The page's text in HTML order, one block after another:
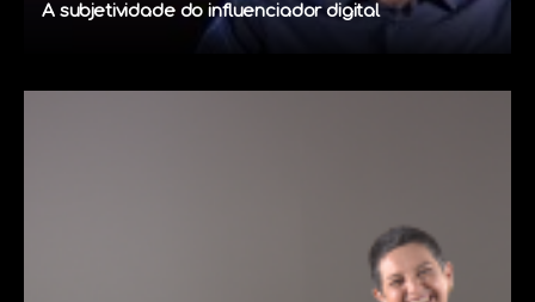
A subjetividade do influenciador digital